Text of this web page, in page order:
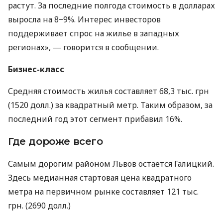
растут. За последние полгода стоимость в долларах
выросла на 8−9%. Интерес инвесторов
поддерживает спрос на жилье в западных
регионах», — говорится в сообщении.
Бизнес-класс
Средняя стоимость жилья составляет 68,3 тыс. грн
(1520 долл.) за квадратный метр. Таким образом, за
последний год этот сегмент прибавил 16%.
Где дороже всего
Самым дорогим районом Львов остается Галицкий.
Здесь медианная стартовая цена квадратного
метра на первичном рынке составляет 121 тыс.
грн. (2690 долл.)